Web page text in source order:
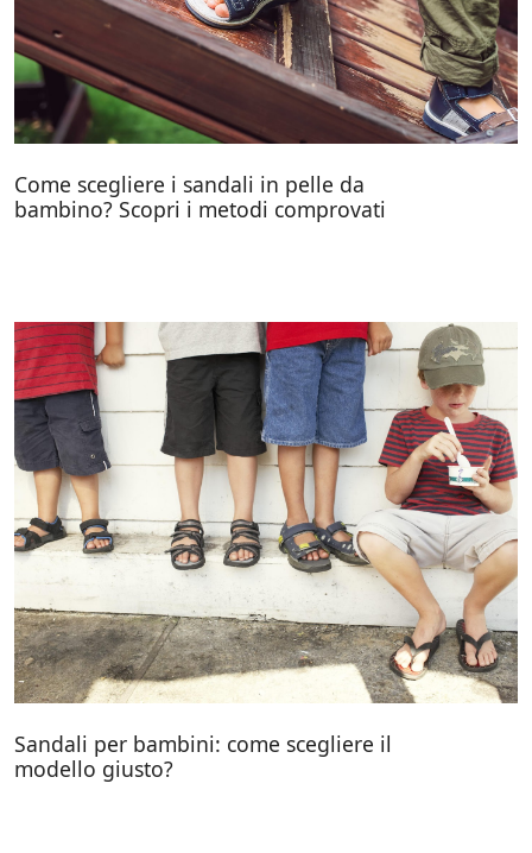
Come scegliere i sandali in pelle da
bambino? Scopri i metodi comprovati
Sandali per bambini: come scegliere il
modello giusto?